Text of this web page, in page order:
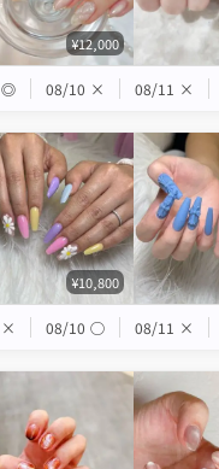
¥12,000
◎ 08/10 × 08/11 ×
¥10,800
× 08/10 ◯ 08/11 ×